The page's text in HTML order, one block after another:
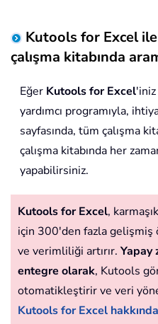
Kutools for Excel
çalışma kitabında
Eğer Kutools for Excel'iniz
yardımcı programıyla,
sayfasında, tüm çalışma
çalışma kitabında her
yapabilirsiniz.
Kutools for Excel,
için 300'den fazla gelişmiş
ve verimliliği artırır. Yapay
entegre olarak, Kutools
otomatikleştirir ve veri
Kutools for Excel